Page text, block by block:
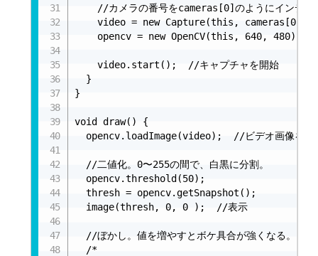
//カメラの番号をcameras[0]のようにインデッ
    video = new Capture(this, cameras[0]);
    opencv = new OpenCV(this, 640, 480);
    video.start();  //キャプチャを開始
  }
}
void draw() {
opencv.loadImage(video);  //ビデオ画像をメ
  //二値化。0〜255の間で、白黒に分割。
  opencv.threshold(50);
  thresh = opencv.getSnapshot();
  image(thresh, 0, 0 );  //表示
  //ぼかし。値を増やすとボケ具合が強くなる。
  /*